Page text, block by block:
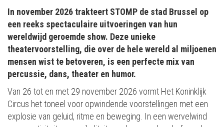
In november 2026 trakteert STOMP de stad Brussel op
een reeks spectaculaire uitvoeringen van hun
wereldwijd geroemde show. Deze unieke
theatervoorstelling, die over de hele wereld al miljoenen
mensen wist te betoveren, is een perfecte mix van
percussie, dans, theater en humor.
Van 26 tot en met 29 november 2026 vormt Het Koninklijk
Circus het toneel voor opwindende voorstellingen met een
explosie van geluid, ritme en beweging. In een wervelwind